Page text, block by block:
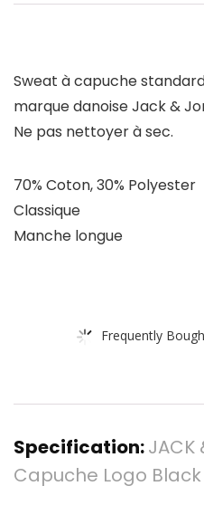
Sweat à capuche
marque danoise Jack &
Ne pas nettoyer à sec.
70% Coton, 30% Polyester
Classique
Manche longue
Frequently
Specification:JACK
Capuche Logo Black